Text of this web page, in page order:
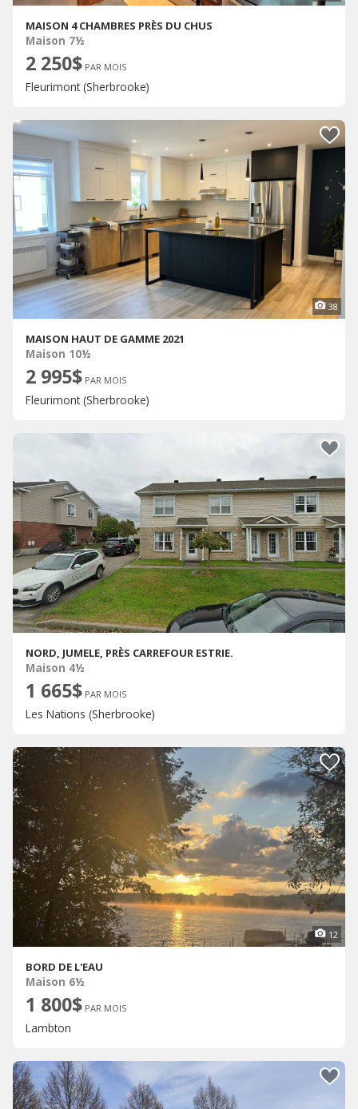
MAISON 4 CHAMBRES PRÈS DU CHUS
Maison 7½
2 250$ PAR MOIS
Fleurimont (Sherbrooke)
38
MAISON HAUT DE GAMME 2021
Maison 10½
2 995$ PAR MOIS
Fleurimont (Sherbrooke)
NORD, JUMELE, PRÈS CARREFOUR ESTRIE.
Maison 4½
1 665$ PAR MOIS
Les Nations (Sherbrooke)
12
BORD DE L'EAU
Maison 6½
1 800$ PAR MOIS
Lambton